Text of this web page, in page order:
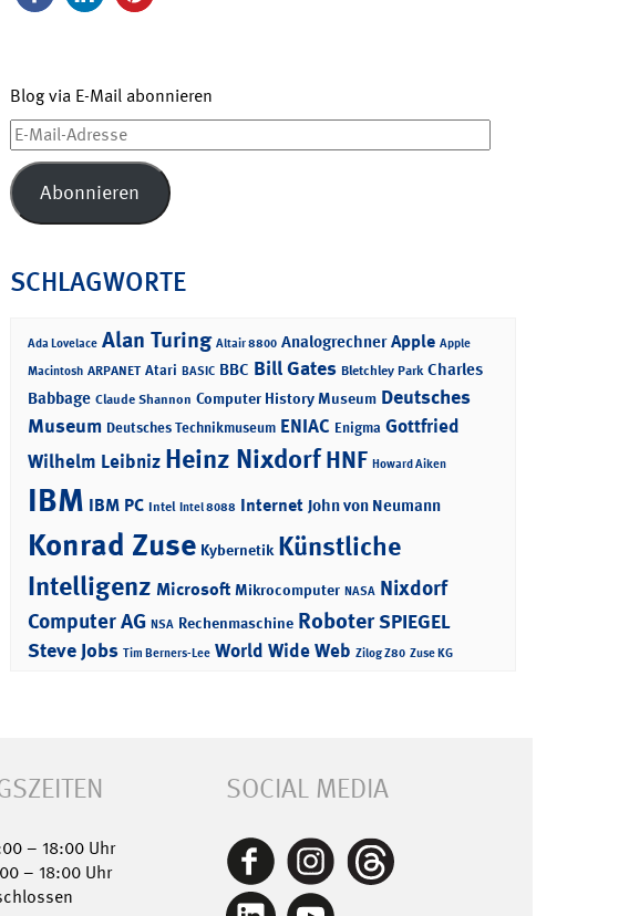
Blog via E-Mail abonnieren
E-
Mail-
Adresse
Abonnieren
SCHLAGWORTE
Ada Lovelace Alan Turing Altair 8800 Analogrechner Apple Apple
Macintosh ARPANET Atari BASIC BBC Bill Gates Bletchley Park Charles
Babbage Claude Shannon Computer History Museum Deutsches
Museum Deutsches Technikmuseum ENIAC Enigma Gottfried
Wilhelm Leibniz Heinz NixdorfHNF Howard Aiken
IBM IBM PC Intel Intel 8088 Internet John von Neumann
Konrad Zuse Kybernetik Künstliche
Intelligenz Microsoft Mikrocomputer NASA Nixdorf
Computer AG NSA Rechenmaschine RoboterSPIEGEL
Steve Jobs Tim Berners-Lee World Wide Web Zilog Z80 Zuse KG
– 18:00 Uhr
– 18:00 Uhr
SOCIAL MEDIA